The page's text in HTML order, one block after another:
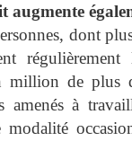
augmente
dont
million de plus
amenés à
modalité